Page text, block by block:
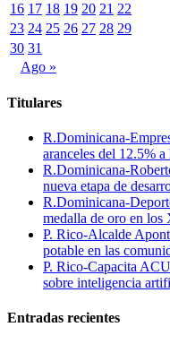
16 17 18 19 20 21 22
23 24 25 26 27 28 29
30 31
Ago »
Titulares
R.Dominicana-
aranceles del 12.5%
R.Dominicana-
nueva etapa de
R.Dominicana-
medalla de oro en
P. Rico-Alcalde
potable en las
P. Rico-Capacita
sobre inteligencia
Entradas recientes